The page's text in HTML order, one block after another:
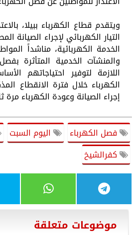
ويتقدم قطاع الكهرباء ببيلا،
التيار الكهربائي لإجراء الصيانة
الخدمة الكهربائية، مناشداً
والمنشآت الخدمية المتأثرة
اللازمة لتوفير احتياجاتهم
الكهرباء خلال فترة الانقطاع
إجراء الصيانة وعودة الكهرباء مرة
فصل الكهرباء اليوم السبت
كفرالشيخ
موضوعات متعلقة